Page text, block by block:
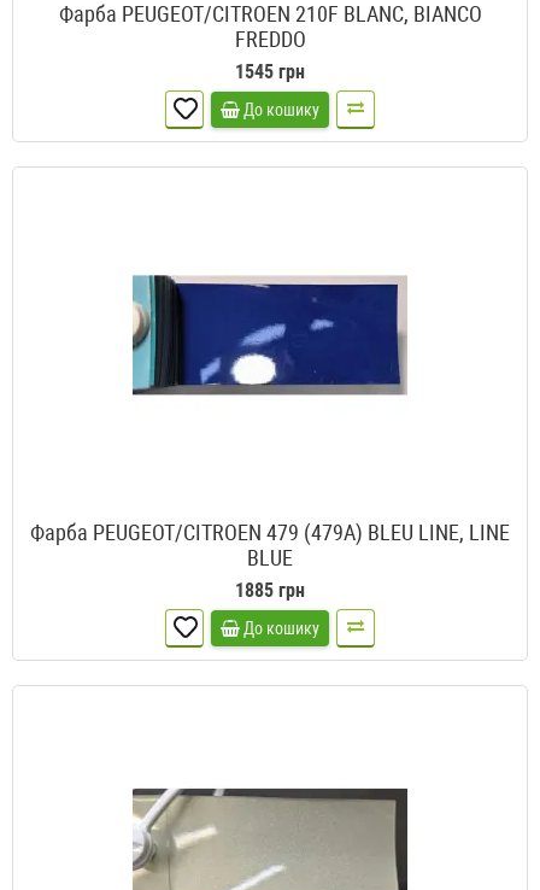
Фарба PEUGEOT/CITROEN 210F BLANC, BIANCO
FREDDO
1545 грн
До кошику
Фарба PEUGEOT/CITROEN 479 (479A) BLEU LINE, LINE
BLUE
1885 грн
До кошику